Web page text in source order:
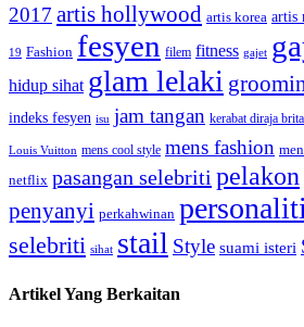
2017 artis hollywood artis korea artis
19 Fashion fesyen filem fitness gajet
hidup sihat glam lelaki
indeks fesyen isu jam tangan kerabat diraja
Louis Vuitton mens cool style mens fashion
netflix pasangan selebriti pelakon
penyanyi perkahwinan
selebriti sihat stail Style suami isteri
Artikel Yang Berkaitan